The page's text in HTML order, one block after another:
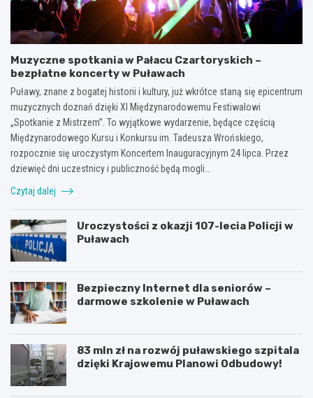
Muzyczne spotkania w Pałacu Czartoryskich –
bezpłatne koncerty w Puławach
Puławy, znane z bogatej historii i kultury, już wkrótce staną się epicentrum
muzycznych doznań dzięki XI Międzynarodowemu Festiwalowi
„Spotkanie z Mistrzem”. To wyjątkowe wydarzenie, będące częścią
Międzynarodowego Kursu i Konkursu im. Tadeusza Wrońskiego,
rozpocznie się uroczystym Koncertem Inauguracyjnym 24 lipca. Przez
dziewięć dni uczestnicy i publiczność będą mogli…
Czytaj dalej
Uroczystości z okazji 107-lecia Policji w
Puławach
Bezpieczny Internet dla seniorów –
darmowe szkolenie w Puławach
83 mln zł na rozwój puławskiego szpitala
dzięki Krajowemu Planowi Odbudowy!